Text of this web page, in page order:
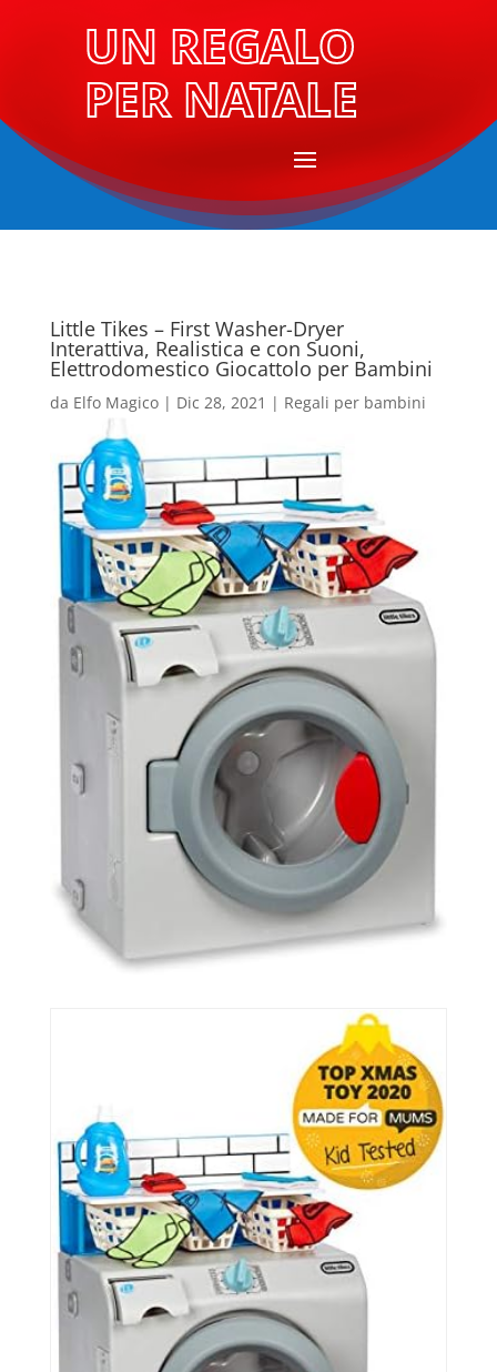
UN REGALO
PER NATALE
Little Tikes – First Washer-Dryer
Interattiva, Realistica e con Suoni,
Elettrodomestico Giocattolo per Bambini
da Elfo Magico| Dic 28, 2021 | Regali per bambini